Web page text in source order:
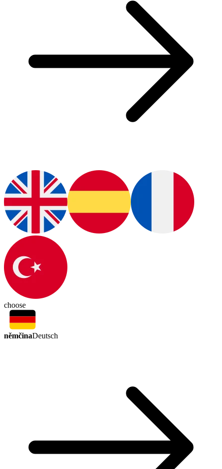
choose
němčinaDeutsch